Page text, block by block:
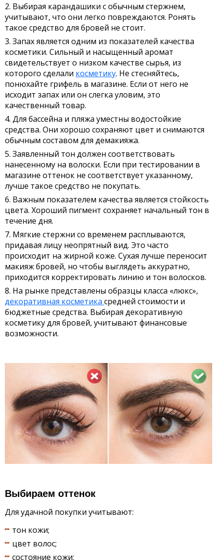
Выбирая карандашики с обычным стержнем,
учитывают, что они легко повреждаются. Ронять
такое средство для бровей не стоит.
Запах является одним из показателей качества
косметики. Сильный и насыщенный аромат
свидетельствует о низком качестве сырья, из
которого сделали косметику. Не стесняйтесь,
понюхайте грифель в магазине. Если от него не
исходит запах или он слегка уловим, это
качественный товар.
Для бассейна и пляжа уместны водостойкие
средства. Они хорошо сохраняют цвет и снимаются
обычным составом для демакияжа.
Заявленный тон должен соответствовать
нанесенному на волоски. Если при тестировании в
магазине оттенок не соответствует указанному,
лучше такое средство не покупать.
Важным показателем качества является стойкость
цвета. Хороший пигмент сохраняет начальный тон в
течение дня.
Мягкие стержни со временем расплываются,
придавая лицу неопрятный вид. Это часто
происходит на жирной коже. Сухая лучше переносит
макияж бровей, но чтобы выглядеть аккуратно,
приходится корректировать линию и тон волосков.
На рынке представлены образцы класса «люкс»,
декоративная косметика средней стоимости и
бюджетные средства. Выбирая декоративную
косметику для бровей, учитывают финансовые
возможности.
Выбираем оттенок
Для удачной покупки учитывают:
тон кожи;
цвет волос;
состояние кожи;